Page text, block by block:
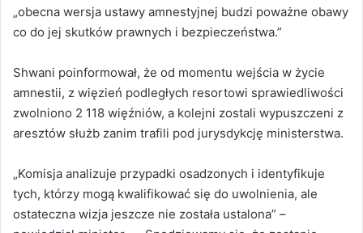
„obecna wersja ustawy amnestyjnej budzi poważne obawy
co do jej skutków prawnych i bezpieczeństwa.”
Shwani poinformował, że od momentu wejścia w życie
amnestii, z więzień podległych resortowi sprawiedliwości
zwolniono 2 118 więźniów, a kolejni zostali wypuszczeni z
aresztów służb zanim trafili pod jurysdykcję ministerstwa.
„Komisja analizuje przypadki osadzonych i identyfikuje
tych, którzy mogą kwalifikować się do uwolnienia, ale
ostateczna wizja jeszcze nie została ustalona” –